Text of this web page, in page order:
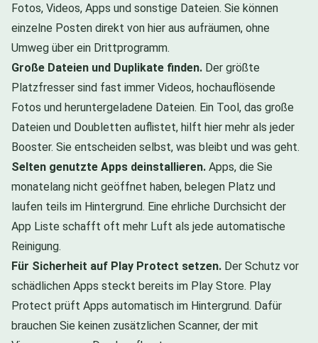
Fotos, Videos, Apps und sonstige Dateien. Sie können
einzelne Posten direkt von hier aus aufräumen, ohne
Umweg über ein Drittprogramm.
Große Dateien und Duplikate finden. Der größte
Platzfresser sind fast immer Videos, hochauflösende
Fotos und heruntergeladene Dateien. Ein Tool, das große
Dateien und Doubletten auflistet, hilft hier mehr als jeder
Booster. Sie entscheiden selbst, was bleibt und was geht.
Selten genutzte Apps deinstallieren. Apps, die Sie
monatelang nicht geöffnet haben, belegen Platz und
laufen teils im Hintergrund. Eine ehrliche Durchsicht der
App Liste schafft oft mehr Luft als jede automatische
Reinigung.
Für Sicherheit auf Play Protect setzen. Der Schutz vor
schädlichen Apps steckt bereits im Play Store. Play
Protect prüft Apps automatisch im Hintergrund. Dafür
brauchen Sie keinen zusätzlichen Scanner, der mit